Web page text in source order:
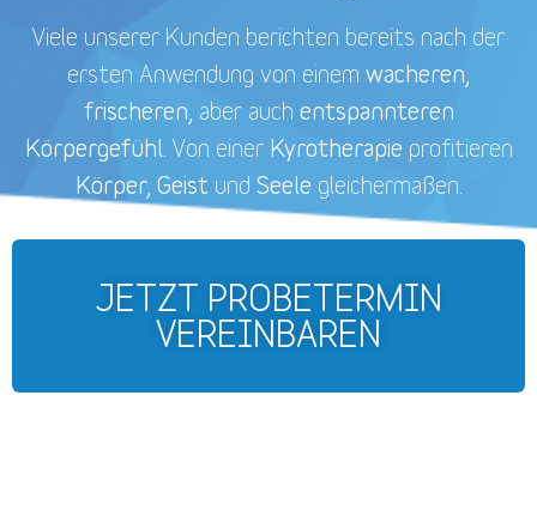
Viele unserer Kunden berichten bereits nach der
ersten Anwendung von einem wacheren,
frischeren, aber auch entspannteren
Körpergefühl. Von einer Kyrotherapie profitieren
Körper, Geistund Seele gleichermaßen.
JETZT PROBETERMIN
VEREINBAREN